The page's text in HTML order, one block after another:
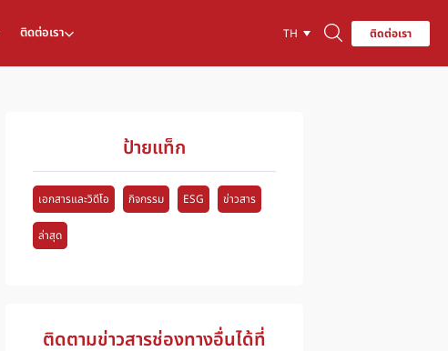
ติดต่อเรา TH ติดต่อเรา
ป้ายแท็ก
เอกสารและวิดีโอ กิจกรรม ESG ข่าวสาร
ล่าสุด
ติดตามข่าวสารช่องทางอื่นได้ที่